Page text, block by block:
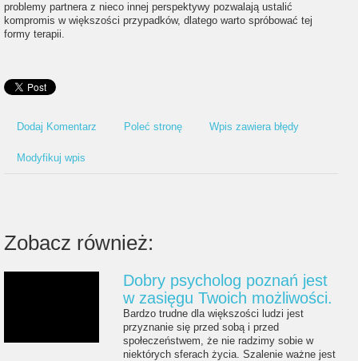
problemy partnera z nieco innej perspektywy pozwalają ustalić
kompromis w większości przypadków, dlatego warto spróbować tej
formy terapii.
Dodaj Komentarz Poleć stronę Wpis zawiera błędy
Modyfikuj wpis
Zobacz również:
Dobry psycholog poznań jest
w zasięgu Twoich możliwości.
Bardzo trudne dla większości ludzi jest
przyznanie się przed sobą i przed
społeczeństwem, że nie radzimy sobie w
niektórych sferach życia. Szalenie ważne jest